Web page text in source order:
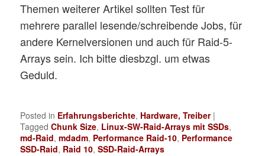
Themen weiterer Artikel sollten Test für
mehrere parallel lesende/schreibende Jobs, für
andere Kernelversionen und auch für Raid-5-
Arrays sein. Ich bitte diesbzgl. um etwas
Geduld.
Posted in Erfahrungsberichte, Hardware, Treiber |
Tagged Chunk Size, Linux-SW-Raid-Arrays mit SSDs,
md-Raid,mdadm, Performance Raid-10, Performance
SSD-Raid, Raid 10,SSD-Raid-Arrays